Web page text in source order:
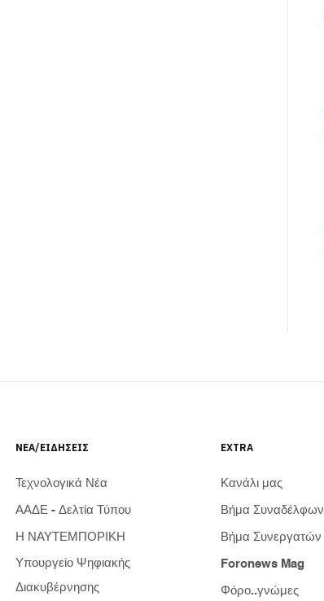
ΝΈΑ/ΕΙΔΉΣΕΙΣ
Τεχνολογικά Νέα
ΑΑΔΕ - Δελτία Τύπου
Η ΝΑΥΤΕΜΠΟΡΙΚΗ
Υπουργείο Ψηφιακής
Διακυβέρνησης
EXTRA
Κανάλι μας
Βήμα Συναδέλφων
Βήμα Συνεργατών
Foronews Mag
Φόρο..γνώμες